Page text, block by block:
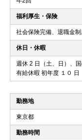
福利厚生・保険
社会保険完備、退職金制
休日・休暇
週休 2 日（土、日）、
有給休暇 初年度 １０ 日
勤務地
東京都
勤務時間